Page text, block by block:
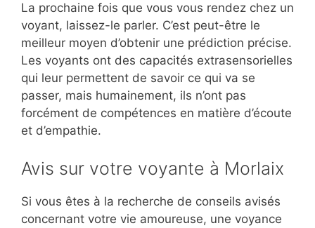
La prochaine fois que vous vous rendez chez un
voyant, laissez-le parler. C’est peut-être le
meilleur moyen d’obtenir une prédiction précise.
Les voyants ont des capacités extrasensorielles
qui leur permettent de savoir ce qui va se
passer, mais humainement, ils n’ont pas
forcément de compétences en matière d’écoute
et d’empathie.
Avis sur votre voyante à Morlaix
Si vous êtes à la recherche de conseils avisés
concernant votre vie amoureuse, une voyance